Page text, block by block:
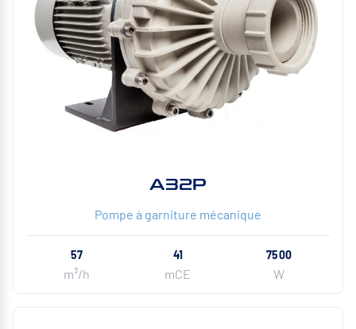
A32P
Pompe à garniture mécanique
57
m³/h
41
mCE
7500
W